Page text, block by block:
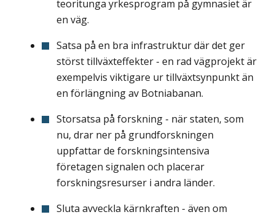
teoritunga yrkesprogram på gymnasiet är
en väg.
Satsa på en bra infrastruktur där det ger
störst tillväxteffekter - en rad vägprojekt är
exempelvis viktigare ur tillväxtsynpunkt än
en förlängning av Botniabanan.
Storsatsa på forskning - när staten, som
nu, drar ner på grundforskningen
uppfattar de forskningsintensiva
företagen signalen och placerar
forskningsresurser i andra länder.
Sluta avveckla kärnkraften - även om